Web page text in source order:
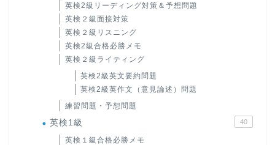
英検2級リーディング対策＆予想問題
英検２級面接対策
英検２級リスニング
英検2級合格必勝メモ
英検２級ライティング
英検2級英文要約問題
英検2級英作文（意見論述）問題
練習問題・予想問題
英検1級 40
英検１級合格必勝メモ